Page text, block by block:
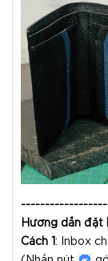
Hướng dẫn đặt
Cách 1: Inbox